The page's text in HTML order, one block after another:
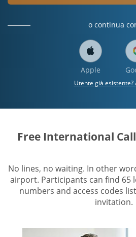
o continua
Apple
Utente già esistente?
Free International
No lines, no waiting. In other
airport. Participants can find 65
numbers and access codes
invitation.